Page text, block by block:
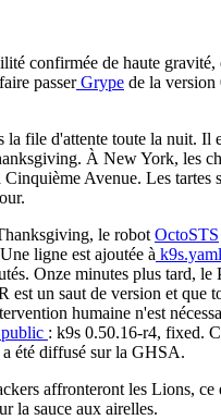
confirmée de haute gravité,
passerGrype de la version
la file d'attente toute la nuit. Il
À New York, les
Cinquième Avenue. Les tartes
le robot OctoSTS
ligne est ajoutée à k9s.yaml
Onze minutes plus tard, le
est un saut de version et que
humaine n'est
: k9s 0.50.16-r4, fixed.
été diffusé sur la GHSA.
affronteront les Lions, ce
la sauce aux airelles.